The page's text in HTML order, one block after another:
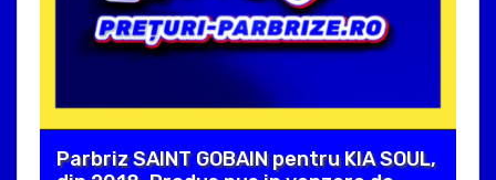
Parbriz SAINT GOBAIN pentru KIA SOUL,